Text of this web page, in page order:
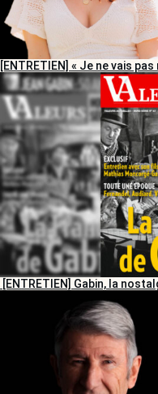
[ENTRETIEN] « Je ne vais
[ENTRETIEN] Gabin, la